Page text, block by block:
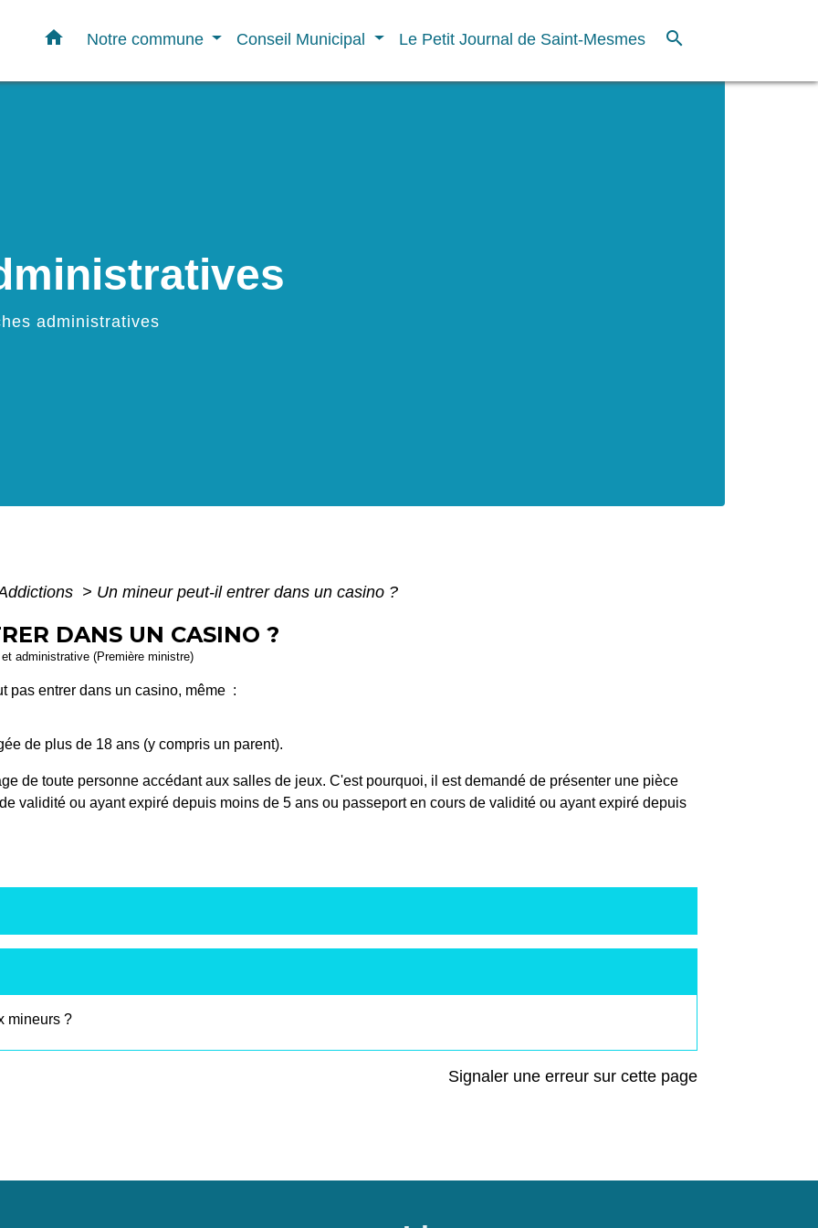
home Notre commune Conseil Municipal Le Petit Journal de Saint-Mesmes search
administratives
> Un mineur peut-il entrer dans un casino ?
DANS UN CASINO ?
administrative (Première ministre)
pas entrer dans un casino, même :
de plus de 18 ans (y compris un parent).
de toute personne accédant aux salles de jeux. C'est pourquoi, il est demandé de présenter une pièce
validité ou ayant expiré depuis moins de 5 ans ou passeport en cours de validité ou ayant expiré depuis
mineurs ?
Signaler une erreur sur cette page